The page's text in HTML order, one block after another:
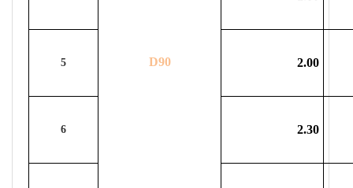
D90
5 2.00
6 2.30